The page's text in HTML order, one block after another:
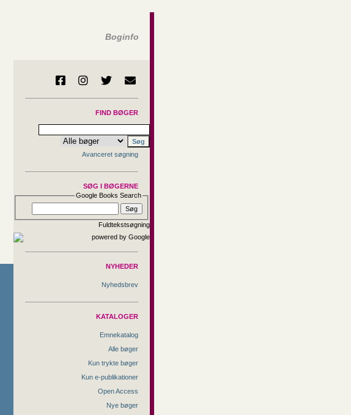
Boginfo
FIND BØGER
Avanceret søgning
SØG I BØGERNE
Google Books Search
Fuldtekstsøgning
NYHEDER
Nyhedsbrev
KATALOGER
Emnekatalog
Alle bøger
Kun trykte bøger
Kun e-publikationer
Open Access
Nye bøger